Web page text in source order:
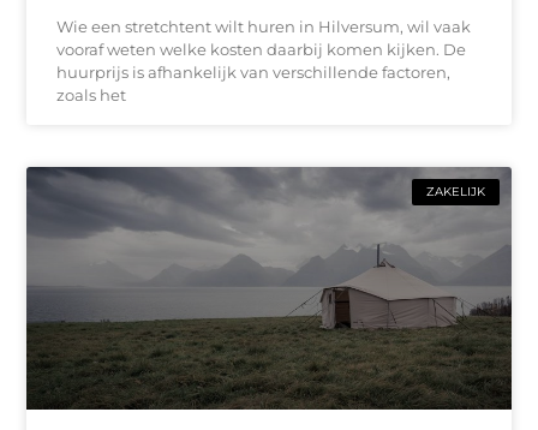
Wie een stretchtent wilt huren in Hilversum, wil vaak
vooraf weten welke kosten daarbij komen kijken. De
huurprijs is afhankelijk van verschillende factoren,
zoals het
ZAKELIJK